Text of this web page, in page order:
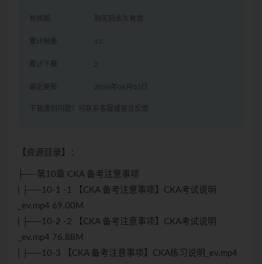
有效期 购买后永久有效
累计销量 15
累计下载 2
最近更新 2026年06月03日
下载遇到问题？可联系客服或留言反馈
【资源目录】：
├──第10章 CKA 备考注意事项
| ├──10-1 -1 【CKA 备考注意事项】CKA考试说明
_ev.mp4 69.00M
| ├──10-2 -2 【CKA 备考注意事项】CKA考试说明
_ev.mp4 76.88M
| ├──10-3 【CKA 备考注意事项】CKA练习说明_ev.mp4